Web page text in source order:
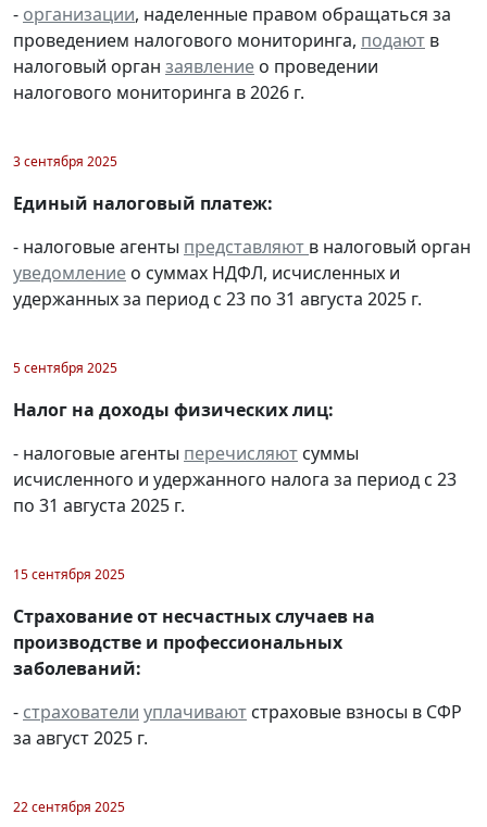
- организации, наделенные правом обращаться за
проведением налогового мониторинга, подают в
налоговый орган заявление о проведении
налогового мониторинга в 2026 г.
3 сентября 2025
Единый налоговый платеж:
- налоговые агенты представляют в налоговый орган
уведомление о суммах НДФЛ, исчисленных и
удержанных за период с 23 по 31 августа 2025 г.
5 сентября 2025
Налог на доходы физических лиц:
- налоговые агенты перечисляют суммы
исчисленного и удержанного налога за период с 23
по 31 августа 2025 г.
15 сентября 2025
Страхование от несчастных случаев на
производстве и профессиональных
заболеваний:
- страхователи уплачивают страховые взносы в СФР
за август 2025 г.
22 сентября 2025